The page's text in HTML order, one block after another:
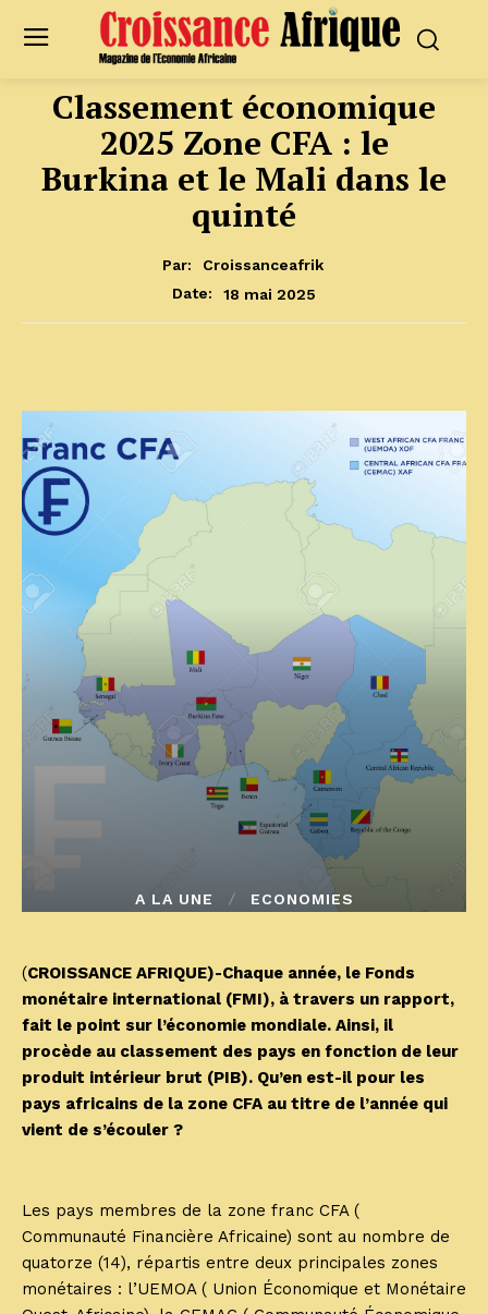
Classement économique
2025 Zone CFA : le
Burkina et le Mali dans le
quinté
Par:
Croissanceafrik
Date:
18 mai 2025
A LA UNE ECONOMIES
(CROISSANCE AFRIQUE)-Chaque année, le Fonds
monétaire international (FMI), à travers un rapport,
fait le point sur l’économie mondiale. Ainsi, il
procède au classement des pays en fonction de leur
produit intérieur brut (PIB). Qu’en est-il pour les
pays africains de la zone CFA au titre de l’année qui
vient de s’écouler ?
Les pays membres de la zone franc CFA (
Communauté Financière Africaine) sont au nombre de
quatorze (14), répartis entre deux principales zones
monétaires : l’UEMOA ( Union Économique et Monétaire